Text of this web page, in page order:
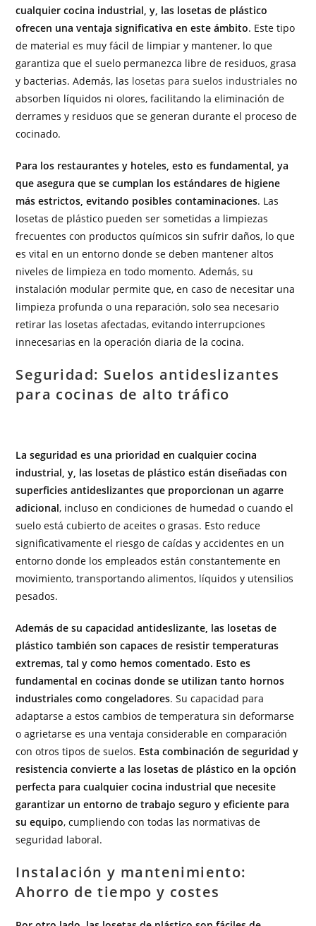
cualquier cocina industrial, y, las losetas de plástico
ofrecen una ventaja significativa en este ámbito. Este tipo
de material es muy fácil de limpiar y mantener, lo que
garantiza que el suelo permanezca libre de residuos, grasa
y bacterias. Además, las losetas para suelos industriales no
absorben líquidos ni olores, facilitando la eliminación de
derrames y residuos que se generan durante el proceso de
cocinado.
Para los restaurantes y hoteles, esto es fundamental, ya
que asegura que se cumplan los estándares de higiene
más estrictos, evitando posibles contaminaciones. Las
losetas de plástico pueden ser sometidas a limpiezas
frecuentes con productos químicos sin sufrir daños, lo que
es vital en un entorno donde se deben mantener altos
niveles de limpieza en todo momento. Además, su
instalación modular permite que, en caso de necesitar una
limpieza profunda o una reparación, solo sea necesario
retirar las losetas afectadas, evitando interrupciones
innecesarias en la operación diaria de la cocina.
Seguridad: Suelos antideslizantes
para cocinas de alto tráfico
La seguridad es una prioridad en cualquier cocina
industrial, y, las losetas de plástico están diseñadas con
superficies antideslizantes que proporcionan un agarre
adicional, incluso en condiciones de humedad o cuando el
suelo está cubierto de aceites o grasas. Esto reduce
significativamente el riesgo de caídas y accidentes en un
entorno donde los empleados están constantemente en
movimiento, transportando alimentos, líquidos y utensilios
pesados.
Además de su capacidad antideslizante, las losetas de
plástico también son capaces de resistir temperaturas
extremas, tal y como hemos comentado. Esto es
fundamental en cocinas donde se utilizan tanto hornos
industriales como congeladores. Su capacidad para
adaptarse a estos cambios de temperatura sin deformarse
o agrietarse es una ventaja considerable en comparación
con otros tipos de suelos. Esta combinación de seguridad y
resistencia convierte a las losetas de plástico en la opción
perfecta para cualquier cocina industrial que necesite
garantizar un entorno de trabajo seguro y eficiente para
su equipo, cumpliendo con todas las normativas de
seguridad laboral.
Instalación y mantenimiento:
Ahorro de tiempo y costes